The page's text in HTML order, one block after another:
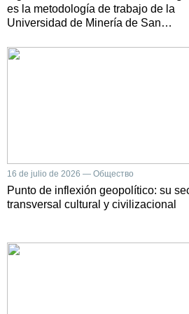
es la metodología de trabajo de la
Universidad de Minería de San
16 de julio de 2026 — Общество
Punto de inflexión geopolítico: su
transversal cultural y civilizacional